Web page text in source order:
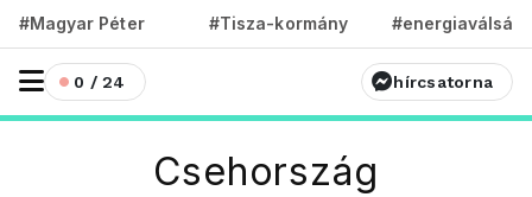
#Magyar Péter #Tisza-kormány #energiaválság
0 / 24 hírcsatorna
Csehország